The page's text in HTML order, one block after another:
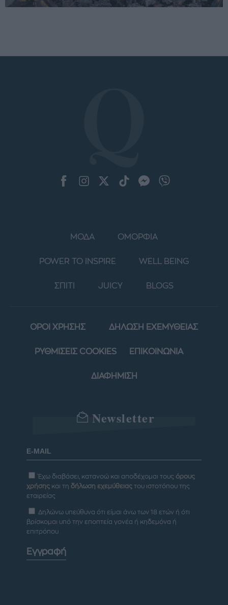
ΜΟΔΑ ΟΜΟΡΦΙΑ
POWER TO INSPIRE WELL BEING
ΣΠΙΤΙ JUICY BLOGS
ΟΡΟΙ ΧΡΗΣΗΣ ΔΗΛΩΣΗ ΕΧΕΜΥΘΕΙΑΣ
ΡΥΘΜΙΣΕΙΣ COOKIES ΕΠΙΚΟΙΝΩΝΙΑ
ΔΙΑΦΗΜΙΣΗ
Newsletter
Έχω διαβάσει, κατανοώ και αποδέχομαι τους όρους
χρήσης και τη δήλωση εχεμύθειας του ιστοτόπου της
εταιρείας
Δηλώνω υπεύθυνα ότι είμαι άνω των 18 ετών ή ότι
βρίσκομαι υπό την εποπτεία γονέα ή κηδεμόνα ή
επιτρόπου
Εγγραφή